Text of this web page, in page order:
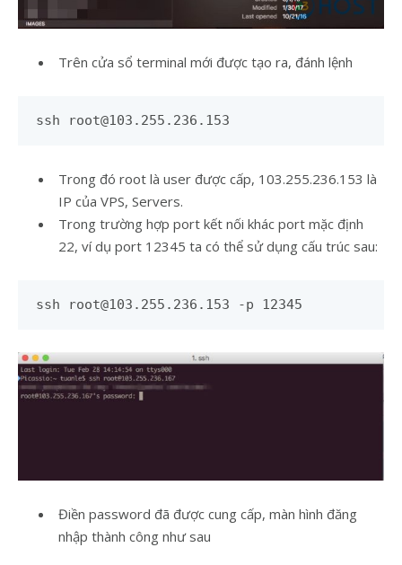
Trên cửa sổ terminal mới được tạo ra, đánh lệnh
ssh root@103.255.236.153
Trong đó root là user được cấp, 103.255.236.153 là
IP của VPS, Servers.
Trong trường hợp port kết nối khác port mặc định
22, ví dụ port 12345 ta có thể sử dụng cấu trúc sau:
ssh root@103.255.236.153 -p 12345
Điền password đã được cung cấp, màn hình đăng
nhập thành công như sau